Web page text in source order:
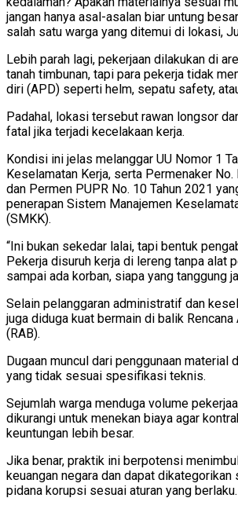
jangan hanya asal-asalan biar untung
salah satu warga yang ditemui di lokasi,
Lebih parah lagi, pekerjaan dilakukan di
tanah timbunan, tapi para pekerja tidak
diri (APD) seperti helm, sepatu safety,
Padahal, lokasi tersebut rawan longsor
fatal jika terjadi kecelakaan kerja.
Kondisi ini jelas melanggar UU Nomor 1
Keselamatan Kerja, serta Permenaker
dan Permen PUPR No. 10 Tahun 2021
penerapan Sistem Manajemen
(SMKK).
“Ini bukan sekedar lalai, tapi bentuk
Pekerja disuruh kerja di lereng tanpa alat
sampai ada korban, siapa yang tanggung
Selain pelanggaran administratif dan
juga diduga kuat bermain di balik Rencana
(RAB).
Dugaan muncul dari penggunaan material
yang tidak sesuai spesifikasi teknis.
Sejumlah warga menduga volume
dikurangi untuk menekan biaya agar
keuntungan lebih besar.
Jika benar, praktik ini berpotensi
keuangan negara dan dapat dikategorikan
pidana korupsi sesuai aturan yang berlaku.